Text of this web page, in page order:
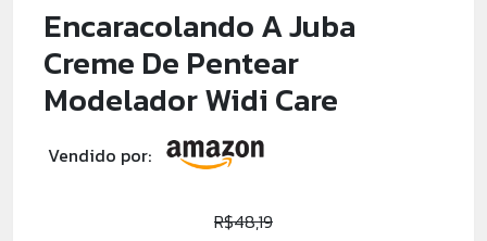
Encaracolando A Juba
Creme De Pentear
Modelador Widi Care
Vendido por:
R$48,19